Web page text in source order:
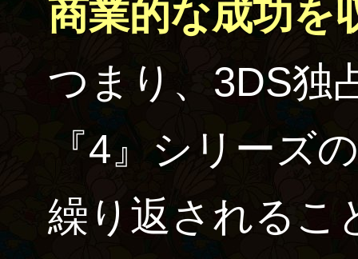
商業的な成功を
つまり、3DS独
『4』シリーズ
繰り返されるこ